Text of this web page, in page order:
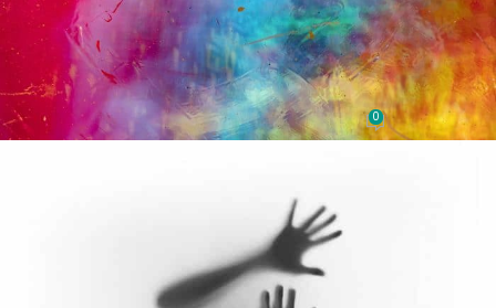
GENEL
Evli Bir Kişiyle Birlikte Olmak ve
Suç & Ceza Programı
Demet YıldırımOn 8 Eylül 2021 0